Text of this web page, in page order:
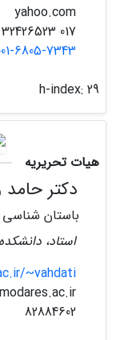
yahoo.com
6805-7343
h-index: 29
هیات تحریریه
دکتر
باستان شناسی
استاد،
~vahdati
modares.ac.ir